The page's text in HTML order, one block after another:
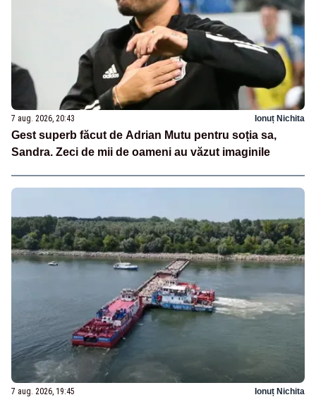
7 aug. 2026, 20:43 Ionuț Nichita
Gest superb făcut de Adrian Mutu pentru soția sa,
Sandra. Zeci de mii de oameni au văzut imaginile
7 aug. 2026, 19:45 Ionuț Nichita